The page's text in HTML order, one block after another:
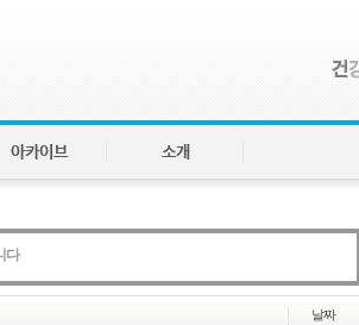
아카이브 소개
다
날짜